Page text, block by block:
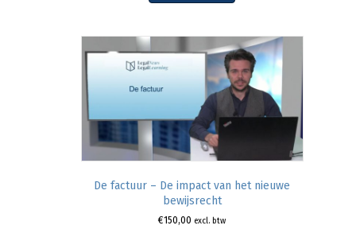
De factuur – De impact van het nieuwe
bewijsrecht
€150,00 excl. btw